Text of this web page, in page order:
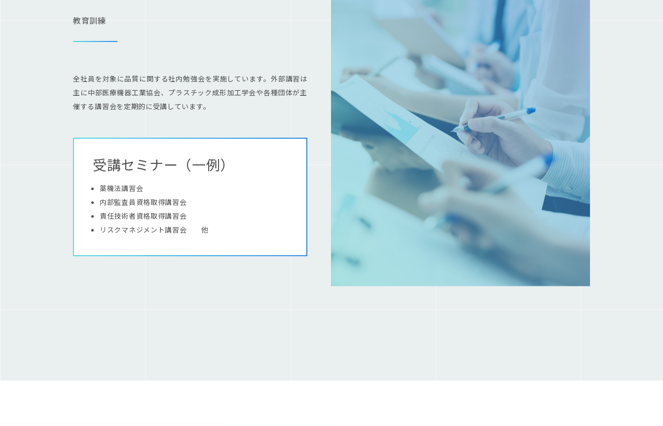
教育訓練
全社員を対象に品質に関する社内勉強会を実施しています。外部講習は
主に中部医療機器工業協会、プラスチック成形加工学会や各種団体が主
催する講習会を定期的に受講しています。
受講セミナー（一例）
薬機法講習会
内部監査員資格取得講習会
責任技術者資格取得講習会
リスクマネジメント講習会 他